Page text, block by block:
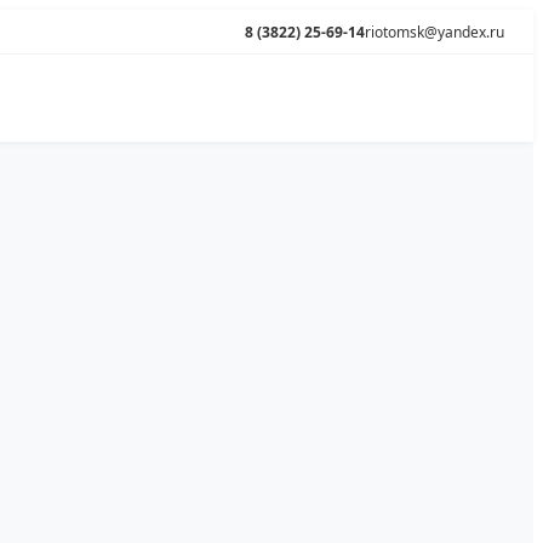
8 (3822) 25-69-14riotomsk@yandex.ru